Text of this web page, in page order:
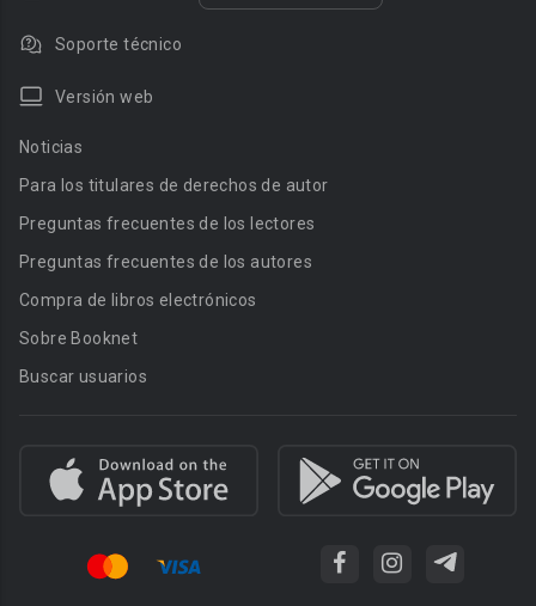
Soporte técnico
Versión web
Noticias
Para los titulares de derechos de autor
Preguntas frecuentes de los lectores
Preguntas frecuentes de los autores
Compra de libros electrónicos
Sobre Booknet
Buscar usuarios